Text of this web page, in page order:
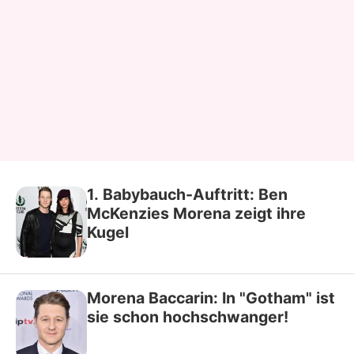
1. Babybauch-Auftritt: Ben
McKenzies Morena zeigt ihre
Kugel
Morena Baccarin: In "Gotham" ist
sie schon hochschwanger!